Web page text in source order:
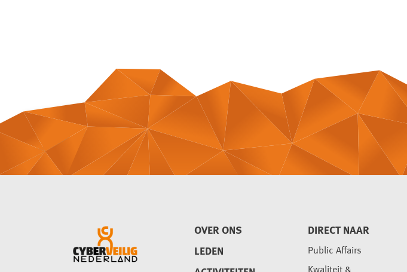
OVER ONS
LEDEN
DIRECT NAAR
Public Affairs